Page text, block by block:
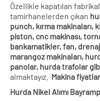
Özellikle kapatılan
tamirhanelerden çıkan
punch, kırma
piston, cnc makinası,
bankamatikler, fan,
marangoz makinaları,
panolar, hurda trafolar
almaktayız. Makina
Hurda Nikel Alımı